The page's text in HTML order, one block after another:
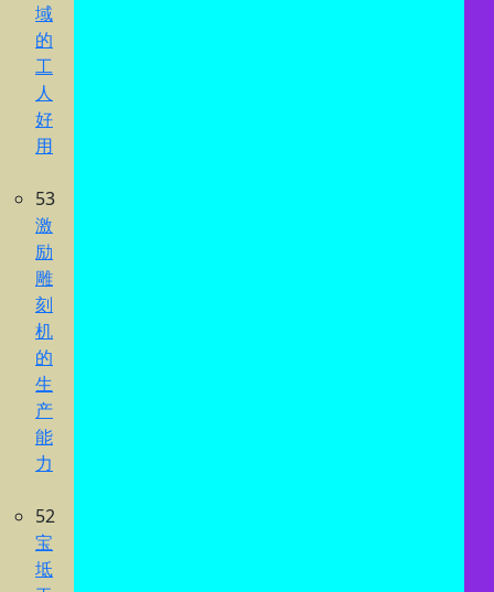
域
的
工
人
好
用
53
激
励
雕
刻
机
的
生
产
能
力
52
宝
坻